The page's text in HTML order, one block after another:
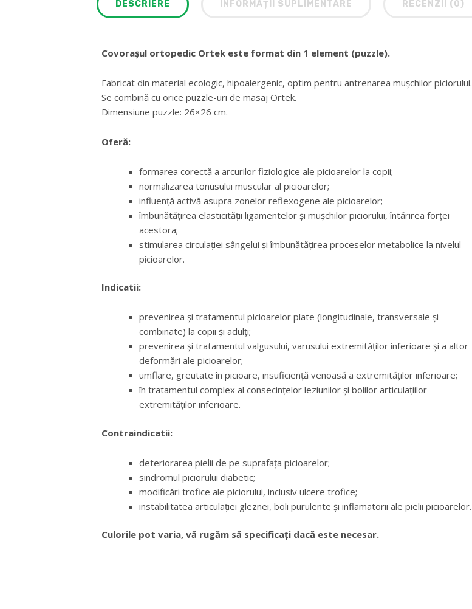
DESCRIERE INFORMAȚII SUPLIMENTARE RECENZII (0)
Covorașul ortopedic Ortek este format din 1 element (puzzle).
Fabricat din material ecologic, hipoalergenic, optim pentru antrenarea mușchilor piciorului.
Se combină cu orice puzzle-uri de masaj Ortek.
Dimensiune puzzle: 26×26 cm.
Oferă:
formarea corectă a arcurilor fiziologice ale picioarelor la copii;
normalizarea tonusului muscular al picioarelor;
influență activă asupra zonelor reflexogene ale picioarelor;
îmbunătățirea elasticității ligamentelor și mușchilor piciorului, întărirea forței
acestora;
stimularea circulației sângelui și îmbunătățirea proceselor metabolice la nivelul
picioarelor.
Indicatii:
prevenirea și tratamentul picioarelor plate (longitudinale, transversale și
combinate) la copii și adulți;
prevenirea și tratamentul valgusului, varusului extremităților inferioare și a altor
deformări ale picioarelor;
umflare, greutate în picioare, insuficiență venoasă a extremităților inferioare;
în tratamentul complex al consecințelor leziunilor și bolilor articulațiilor
extremităților inferioare.
Contraindicatii:
deteriorarea pielii de pe suprafața picioarelor;
sindromul piciorului diabetic;
modificări trofice ale piciorului, inclusiv ulcere trofice;
instabilitatea articulației gleznei, boli purulente și inflamatorii ale pielii picioarelor.
Culorile pot varia, vă rugăm să specificați dacă este necesar.